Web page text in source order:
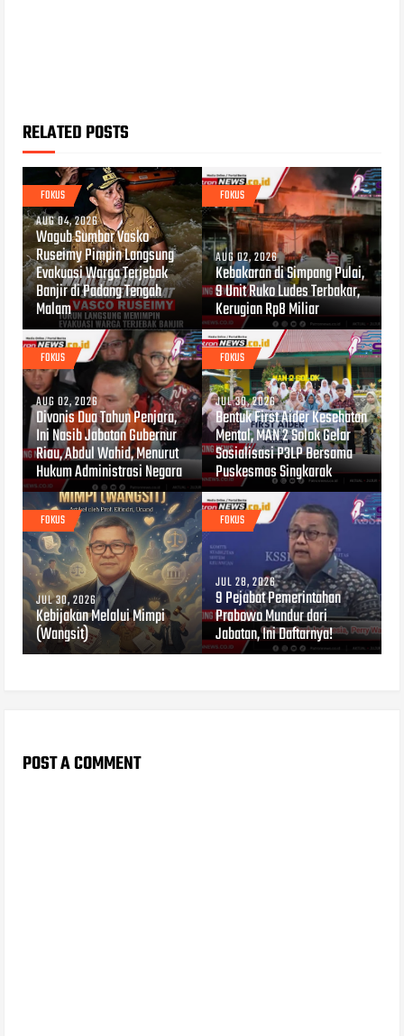
RELATED POSTS
FOKUS
AUG 04, 2026
Wagub Sumbar Vasko
Ruseimy Pimpin Langsung
Evakuasi Warga Terjebak
Banjir di Padang Tengah
Malam
FOKUS
AUG 02, 2026
Kebakaran di Simpang Pulai,
9 Unit Ruko Ludes Terbakar,
Kerugian Rp8 Miliar
FOKUS
AUG 02, 2026
Divonis Dua Tahun Penjara,
Ini Nasib Jabatan Gubernur
Riau, Abdul Wahid, Menurut
Hukum Administrasi Negara
FOKUS
JUL 30, 2026
Bentuk First Aider Kesehatan
Mental, MAN 2 Solok Gelar
Sosialisasi P3LP Bersama
Puskesmas Singkarak
FOKUS
JUL 30, 2026
Kebijakan Melalui Mimpi
(Wangsit)
FOKUS
JUL 28, 2026
9 Pejabat Pemerintahan
Prabowo Mundur dari
Jabatan, Ini Daftarnya!
POST A COMMENT